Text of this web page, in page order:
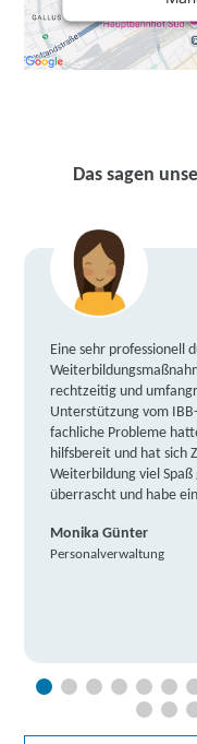
Das sagen
Eine sehr professionell
rechtzeitig und
Unterstützung vom
fachliche Probleme
hilfsbereit und hat sich
Weiterbildung viel
überrascht und habe
Monika Günter
Personalverwaltung